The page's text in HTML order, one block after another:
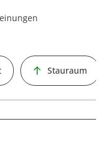
Stauraum